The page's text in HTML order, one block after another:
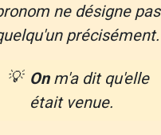
ne désigne pas
précisément.
Onm'a dit qu'elle
était venue.